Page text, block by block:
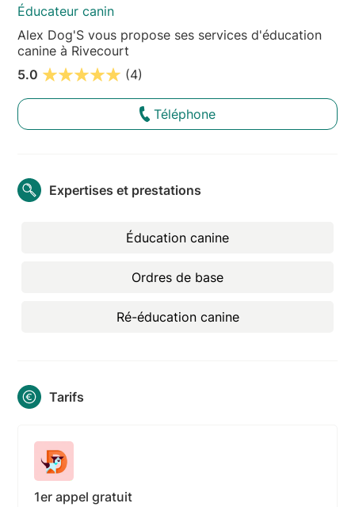
Éducateur canin
Alex Dog'S vous propose ses services d'éducation
canine à Rivecourt
5.0
(4)
Téléphone
Expertises et prestations
Éducation canine
Ordres de base
Ré-éducation canine
Tarifs
1er appel gratuit